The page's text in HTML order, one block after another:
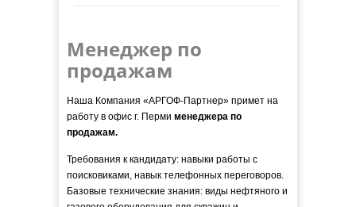
Менеджер по
продажам
Наша Компания «АРГОФ-Партнер» примет на
работу в офис г. Перми менеджера по
продажам.
Требования к кандидату: навыки работы с
поисковиками, навык телефонных переговоров.
Базовые технические знания: виды нефтяного и